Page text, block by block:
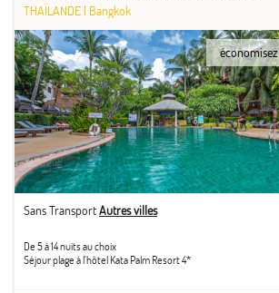
THAÏLANDE | Bangkok
économisez
Sans TransportAutres villes
De 5 à 14 nuits au choix
Séjour plage à l'hôtel Kata Palm Resort 4*